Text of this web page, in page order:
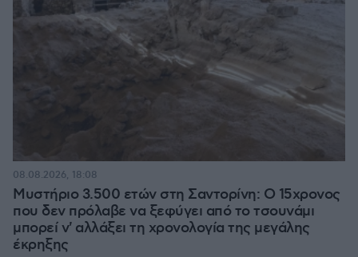
Μυστήριο 3.500 ετών στη Σαντορίνη: Ο 15χρονος
που δεν πρόλαβε να ξεφύγει από το τσουνάμι
μπορεί ν' αλλάξει τη χρονολογία της μεγάλης
έκρηξης
08.08.2026, 18:08